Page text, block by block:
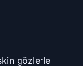
gözlerle